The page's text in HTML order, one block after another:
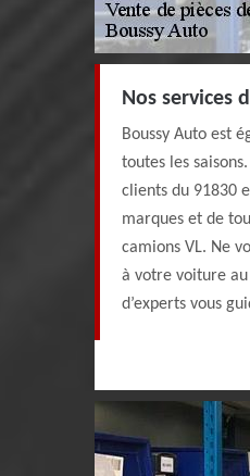
Nos services
Boussy Auto est
toutes les
clients du 91830
marques et de
camions VL. Ne
à votre voiture
d’experts vous